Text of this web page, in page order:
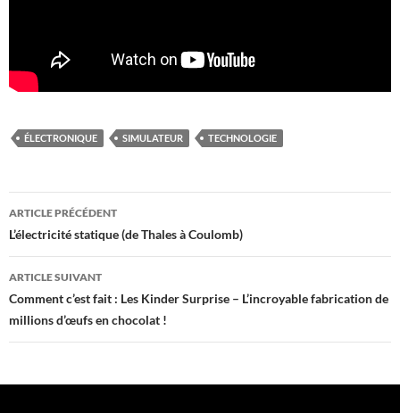
ÉLECTRONIQUE SIMULATEUR TECHNOLOGIE
Navigation
des
articles
ARTICLE PRÉCÉDENT
L’électricité statique (de Thales à Coulomb)
ARTICLE SUIVANT
Comment c’est fait : Les Kinder Surprise – L’incroyable fabrication de
millions d’œufs en chocolat !